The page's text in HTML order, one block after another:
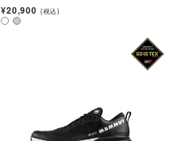
¥20,900 (税込)